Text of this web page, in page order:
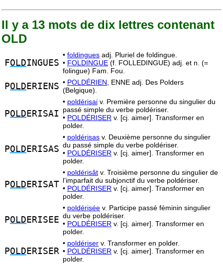
Il y a 13 mots de dix lettres contenant
OLD
FOLDINGUES
• foldingues adj. Pluriel de foldingue.
• FOLDINGUE (f. FOLLEDINGUE) adj. et n. (=
folingue) Fam. Fou.
POLD ERIENS • POLDÉRIEN,
ENNE adj. Des Polders
(Belgique).
POLD ERISAI
• poldérisai v. Première personne du singulier du
passé simple du verbe poldériser.
• POLDÉRISER v. [cj. aimer]. Transformer en
polder.
POLD ERISAS
• poldérisas v. Deuxième personne du singulier
du passé simple du verbe poldériser.
• POLDÉRISER v. [cj. aimer]. Transformer en
polder.
POLD ERISAT
• poldérisât v. Troisième personne du singulier de
l’imparfait du subjonctif du verbe poldériser.
• POLDÉRISER v. [cj. aimer]. Transformer en
polder.
POLD ERISEE
• poldérisée v. Participe passé féminin singulier
du verbe poldériser.
• POLDÉRISER v. [cj. aimer]. Transformer en
polder.
POLD ERISER
• poldériser v. Transformer en polder.
• POLDÉRISER v. [cj. aimer]. Transformer en
polder.